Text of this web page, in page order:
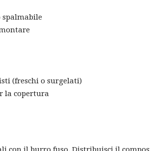
spalmabile
(freschi o surgelati)
la copertura